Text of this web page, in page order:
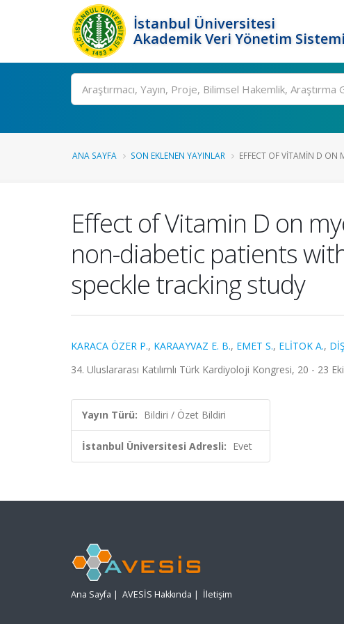
İstanbul Üniversitesi
Akademik Veri Yönetim Sistemi
Ara
ANA SAYFA SON EKLENEN YAYINLAR EFFECT OF VITAMIN D ON
Effect of Vitamin D on
non-diabetic patients
speckle tracking study
KARACA ÖZER P., KARAAYVAZ E. B., EMET S., ELİTOK A.,
34. Uluslararası Katılımlı Türk Kardiyoloji Kongresi, 20 - 23
Yayın Türü: Bildiri / Özet Bildiri
İstanbul Üniversitesi Adresli: Evet
Ana Sayfa | AVESİS Hakkında | İletişim